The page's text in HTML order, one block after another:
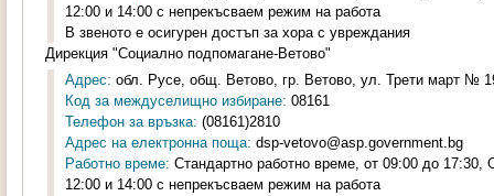
12:00 и 14:00 с непрекъсваем режим на работа
В звеното е осигурен достъп за хора с увреждания
Дирекция "Социално подпомагане-Ветово"
Адрес: обл. Русе, общ. Ветово, гр. Ветово, ул. Трети март №
Код за междуселищно избиране: 08161
Телефон за връзка: (08161)2810
Адрес на електронна поща: dsp-vetovo@asp.government.bg
Работно време: Стандартно работно време, от 09:00 до
12:00 и 14:00 с непрекъсваем режим на работа